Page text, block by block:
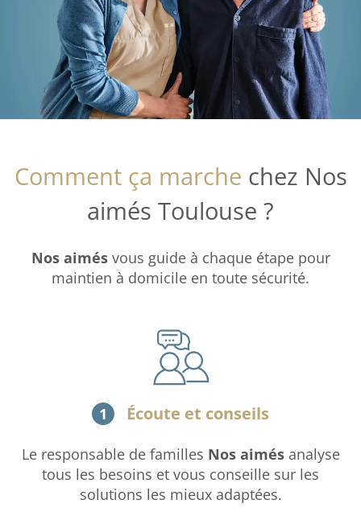
Comment ça marche chez Nos
aimés Toulouse ?
Nos aimésvous guide à chaque étape pour
maintien à domicile en toute sécurité.
1 Écoute et conseils
Le responsable de familles Nos aimésanalyse
tous les besoins et vous conseille sur les
solutions les mieux adaptées.